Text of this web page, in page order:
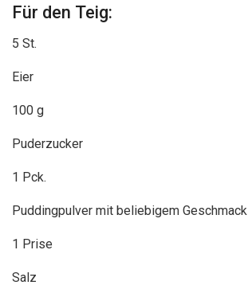
Für den Teig:
5 St.
Eier
100 g
Puderzucker
1 Pck.
Puddingpulver mit beliebigem Geschmack
1 Prise
Salz